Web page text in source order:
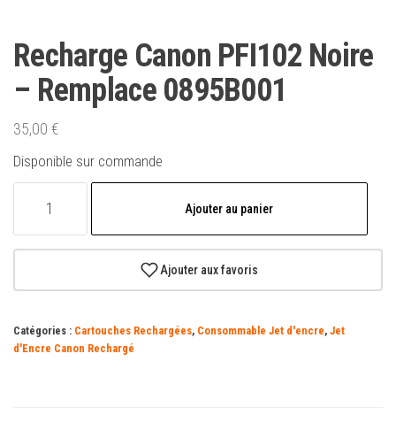
Recharge Canon PFI102 Noire
– Remplace 0895B001
35,00 €
Disponible sur commande
PFI102
-
Ajouter au panier
Ajouter aux favoris
Catégories : Cartouches Rechargées, Consommable Jet d'encre, Jet
d'Encre Canon Rechargé